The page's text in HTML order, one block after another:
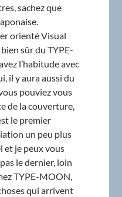
sachez que
orienté Visual
sûr du TYPE-
l’habitude avec
il y aura aussi du
pouviez vous
de la couverture,
le premier
un peu plus
et je peux vous
le dernier, loin
TYPE-MOON,
qui arrivent